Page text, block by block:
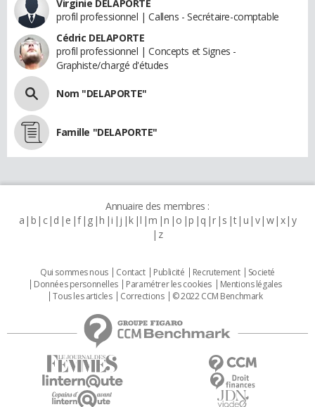
Virginie DELAPORTE
profil professionnel | Callens - Secrétaire-comptable
Cédric DELAPORTE
profil professionnel | Concepts et Signes -
Graphiste/chargé d'études
Nom "DELAPORTE"
Famille "DELAPORTE"
Annuaire des membres :
a b c d e f g h i j k l m n o p q r s t u v w x y
z
Qui sommes nous Contact Publicité Recrutement
Societé
Données personnelles
Paramétrer les cookies
Mentions légales
Tous les articles
Corrections © 2022 CCM Benchmark